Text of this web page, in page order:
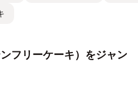
フリーケーキ）をジャン